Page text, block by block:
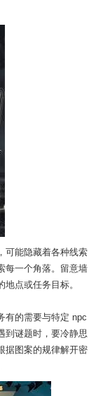
可能隐藏着各种线索
每一个角落。留意墙
点或任务目标。
有的需要与特定 npc
到谜题时，要冷静思
据图案的规律解开密